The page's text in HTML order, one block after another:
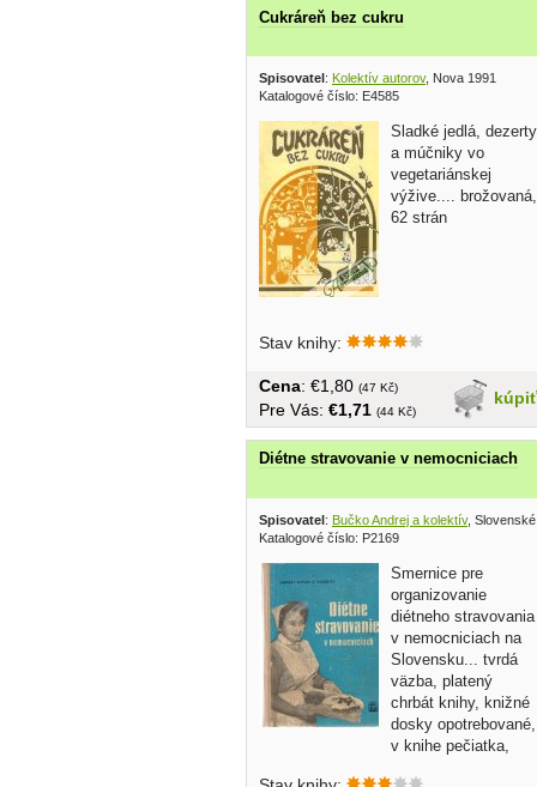
Cukráreň bez cukru
Spisovatel : Kolektív autorov, Nova 1991
Katalogové číslo: E4585
Sladké jedlá, dezerty
a múčniky vo
vegetariánskej
výžive.... brožovaná,
62 strán
Stav knihy:
kúpiť
Cena: €1,80 (47 Kč)
Pre Vás: €1,71 (44 Kč)
Diétne stravovanie v nemocniciach
Spisovatel: Bučko Andrej a kolektív,
Katalogové číslo: P2169
Smernice pre
organizovanie
diétneho stravovania
v nemocniciach na
Slovensku... tvrdá
väzba, platený
chrbát knihy, knižné
dosky opotrebované,
v knihe pečiatka,